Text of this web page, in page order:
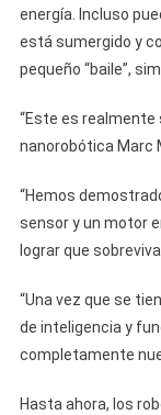
energía. Incluso
está sumergido y
pequeño “baile”,
“Este es realmente
nanorobótica Marc
“Hemos
sensor y un motor
lograr que
“Una vez que se
de inteligencia y
completamente
Hasta ahora, los